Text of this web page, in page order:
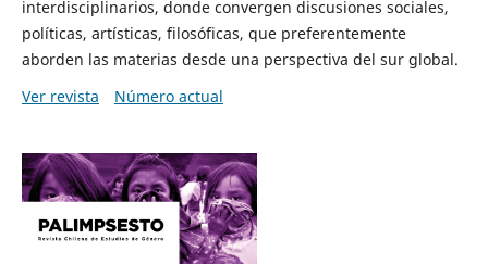
interdisciplinarios, donde convergen discusiones sociales,
políticas, artísticas, filosóficas, que preferentemente
aborden las materias desde una perspectiva del sur global.
Ver revista
Número actual